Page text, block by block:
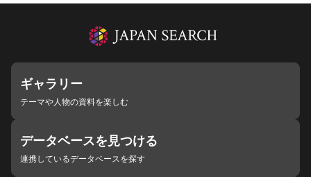
ギャラリー
テーマや人物の資料を楽しむ
データベースを見つける
連携しているデータベースを探す